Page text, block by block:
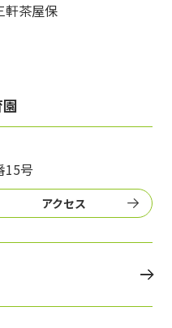
軒茶屋保
15号
アクセス